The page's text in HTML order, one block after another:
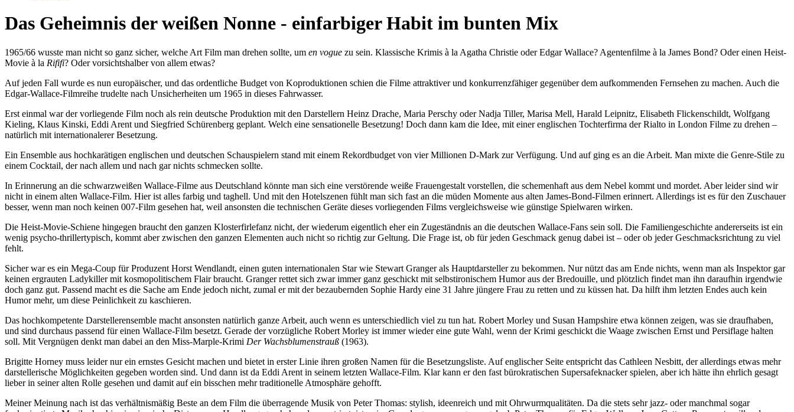
Das Geheimnis der weißen Nonne - einfarbiger Habit im bunten Mix
1965/66 wusste man nicht so ganz sicher, welche Art Film man drehen sollte, um en vogue zu sein. Klassische Krimis à la Agatha Christie oder Edgar Wallace? Agentenfilme à la James Bond? Oder einen Heist-
Movie à la Rififi? Oder vorsichtshalber von allem etwas?
Auf jeden Fall wurde es nun europäischer, und das ordentliche Budget von Koproduktionen schien die Filme attraktiver und konkurrenzfähiger gegenüber dem aufkommenden Fernsehen zu machen. Auch die
Edgar-Wallace-Filmreihe trudelte nach Unsicherheiten um 1965 in dieses Fahrwasser.
Erst einmal war der vorliegende Film noch als rein deutsche Produktion mit den Darstellern Heinz Drache, Maria Perschy oder Nadja Tiller, Marisa Mell, Harald Leipnitz, Elisabeth Flickenschildt, Wolfgang
Kieling, Klaus Kinski, Eddi Arent und Siegfried Schürenberg geplant. Welch eine sensationelle Besetzung! Doch dann kam die Idee, mit einer englischen Tochterfirma der Rialto in London Filme zu drehen –
natürlich mit internationalerer Besetzung.
Ein Ensemble aus hochkarätigen englischen und deutschen Schauspielern stand mit einem Rekordbudget von vier Millionen D-Mark zur Verfügung. Und auf ging es an die Arbeit. Man mixte die Genre-Stile zu
einem Cocktail, der nach allem und nach gar nichts schmecken sollte.
In Erinnerung an die schwarzweißen Wallace-Filme aus Deutschland könnte man sich eine verstörende weiße Frauengestalt vorstellen, die schemenhaft aus dem Nebel kommt und mordet. Aber leider sind wir
nicht in einem alten Wallace-Film. Hier ist alles farbig und taghell. Und mit den Hotelszenen fühlt man sich fast an die müden Momente aus alten James-Bond-Filmen erinnert. Allerdings ist es für den Zuschauer
besser, wenn man noch keinen 007-Film gesehen hat, weil ansonsten die technischen Geräte dieses vorliegenden Films vergleichsweise wie günstige Spielwaren wirken.
Die Heist-Movie-Schiene hingegen braucht den ganzen Klosterfirlefanz nicht, der wiederum eigentlich eher ein Zugeständnis an die deutschen Wallace-Fans sein soll. Die Familiengeschichte andererseits ist ein
wenig psycho-thrillertypisch, kommt aber zwischen den ganzen Elementen auch nicht so richtig zur Geltung. Die Frage ist, ob für jeden Geschmack genug dabei ist – oder ob jeder Geschmacksrichtung zu viel
fehlt.
Sicher war es ein Mega-Coup für Produzent Horst Wendlandt, einen guten internationalen Star wie Stewart Granger als Hauptdarsteller zu bekommen. Nur nützt das am Ende nichts, wenn man als Inspektor gar
keinen ergrauten Ladykiller mit kosmopolitischem Flair braucht. Granger rettet sich zwar immer ganz geschickt mit selbstironischem Humor aus der Bredouille, und plötzlich findet man ihn daraufhin irgendwie
doch ganz gut. Passend macht es die Sache am Ende jedoch nicht, zumal er mit der bezaubernden Sophie Hardy eine 31 Jahre jüngere Frau zu retten und zu küssen hat. Da hilft ihm letzten Endes auch kein
Humor mehr, um diese Peinlichkeit zu kaschieren.
Das hochkompetente Darstellerensemble macht ansonsten natürlich ganze Arbeit, auch wenn es unterschiedlich viel zu tun hat. Robert Morley und Susan Hampshire etwa können zeigen, was sie draufhaben,
und sind durchaus passend für einen Wallace-Film besetzt. Gerade der vorzügliche Robert Morley ist immer wieder eine gute Wahl, wenn der Krimi geschickt die Waage zwischen Ernst und Persiflage halten
soll. Mit Vergnügen denkt man dabei an den Miss-Marple-Krimi Der Wachsblumenstrauß (1963).
Brigitte Horney muss leider nur ein ernstes Gesicht machen und bietet in erster Linie ihren großen Namen für die Besetzungsliste. Auf englischer Seite entspricht das Cathleen Nesbitt, der allerdings etwas mehr
darstellerische Möglichkeiten gegeben worden sind. Und dann ist da Eddi Arent in seinem letzten Wallace-Film. Klar kann er den fast bürokratischen Supersafeknacker spielen, aber ich hätte ihn ehrlich gesagt
lieber in seiner alten Rolle gesehen und damit auf ein bisschen mehr traditionelle Atmosphäre gehofft.
Meiner Meinung nach ist das verhältnismäßig Beste an dem Film die überragende Musik von Peter Thomas: stylish, ideenreich und mit Ohrwurmqualitäten. Da die stets sehr jazz- oder manchmal sogar